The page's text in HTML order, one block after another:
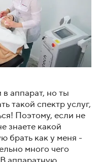
аппарат, но ты
такой спектр услуг,
Поэтому, если не
знаете какой
брать как у меня -
много чего